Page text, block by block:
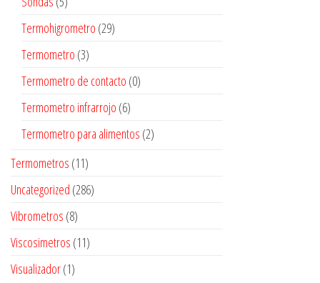
Termohigrometro (29)
Termometro (3)
Termometro de contacto (0)
Termometro infrarrojo (6)
Termometro para alimentos (2)
Termometros (11)
Uncategorized (286)
Vibrometros (8)
Viscosimetros (11)
Visualizador(1)